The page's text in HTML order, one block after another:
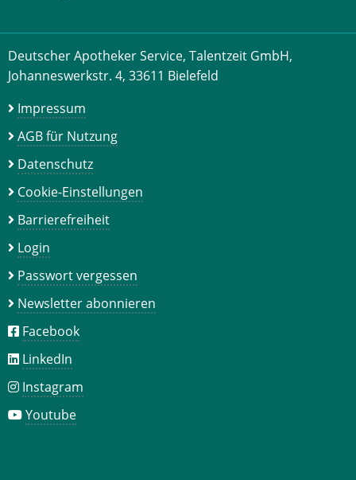
Deutscher Apotheker Service, Talentzeit GmbH,
Johanneswerkstr. 4, 33611 Bielefeld
Impressum
AGB für Nutzung
Datenschutz
Cookie-Einstellungen
Barrierefreiheit
Login
Passwort vergessen
Newsletter abonnieren
Facebook
LinkedIn
Instagram
Youtube